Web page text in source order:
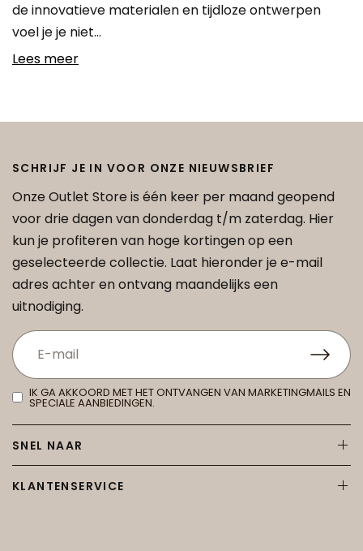
de innovatieve materialen en tijdloze ontwerpen
voel je je niet…
Lees meer
SCHRIJF JE IN VOOR ONZE NIEUWSBRIEF
Onze Outlet Store is één keer per maand geopend
voor drie dagen van donderdag t/m zaterdag. Hier
kun je profiteren van hoge kortingen op een
geselecteerde collectie. Laat hieronder je e-mail
adres achter en ontvang maandelijks een
uitnodiging.
IK GA AKKOORD MET HET ONTVANGEN VAN MARKETINGMAILS EN
SPECIALE AANBIEDINGEN.
SNEL NAAR
KLANTENSERVICE